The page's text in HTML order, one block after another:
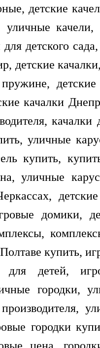
детские
уличные
детского
детские
качалки
уличные
купить,
уличные
домики,
купить,
для детей,
городки,
городки